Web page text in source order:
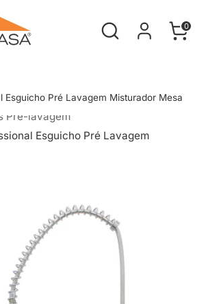
Procurar 0
Esguicho Pré Lavagem Misturador Mesa
Pré-lavagem
Esguicho Pré Lavagem